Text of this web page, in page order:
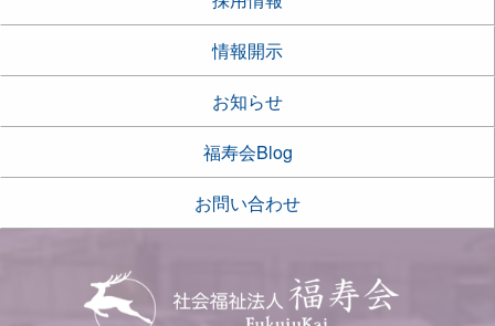
情報開示
お知らせ
福寿会Blog
お問い合わせ